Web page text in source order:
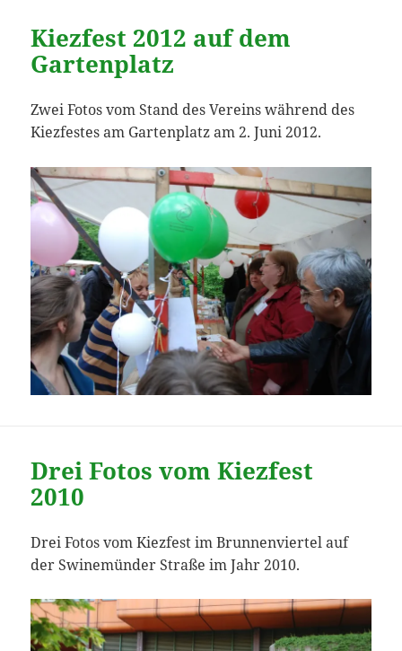
Kiezfest 2012 auf dem
Gartenplatz
Zwei Fotos vom Stand des Vereins während des
Kiezfestes am Gartenplatz am 2. Juni 2012.
Drei Fotos vom Kiezfest
2010
Drei Fotos vom Kiezfest im Brunnenviertel auf
der Swinemünder Straße im Jahr 2010.